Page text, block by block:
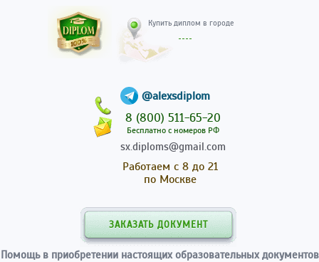
@alexsdiplom
8 (800) 511-65-20
Бесплатно с номеров РФ
sx.diploms@gmail.com
Работаем с 8 до 21
по Москве
ЗАКАЗАТЬ ДОКУМЕНТ
Помощь в приобретении настоящих образовательных документов